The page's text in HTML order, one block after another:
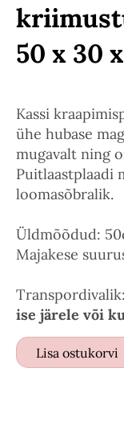
50 x 30
Kassi
ühe hubase
mugavalt ning
Puitlaastplaadi
loomasõbralik.
Üldmõõdud:
Majakese
Transpordivalik:
ise järele või
Lisa ostukorvi